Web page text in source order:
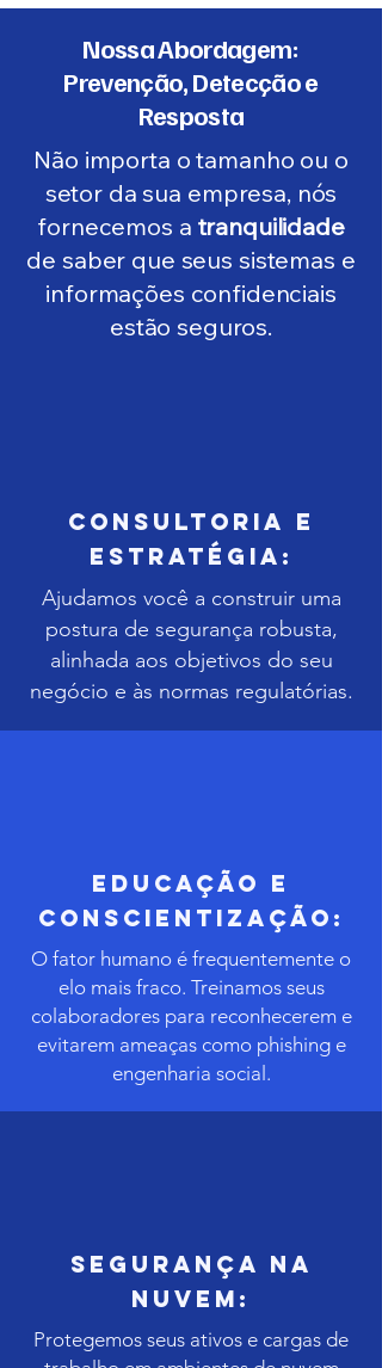
Nossa Abordagem:
Prevenção, Detecção e
Resposta
Não importa o tamanho ou o
setor da sua empresa, nós
fornecemos a tranquilidade
de saber que seus sistemas e
informações confidenciais
estão seguros.
Consultoria e
Estratégia:
Ajudamos você a construir uma
postura de segurança robusta,
alinhada aos objetivos do seu
negócio e às normas regulatórias.
Educação e
Conscientização:
O fator humano é frequentemente o
elo mais fraco. Treinamos seus
colaboradores para reconhecerem e
evitarem ameaças como phishing e
engenharia social.
Segurança na
Nuvem:
Protegemos seus ativos e cargas de